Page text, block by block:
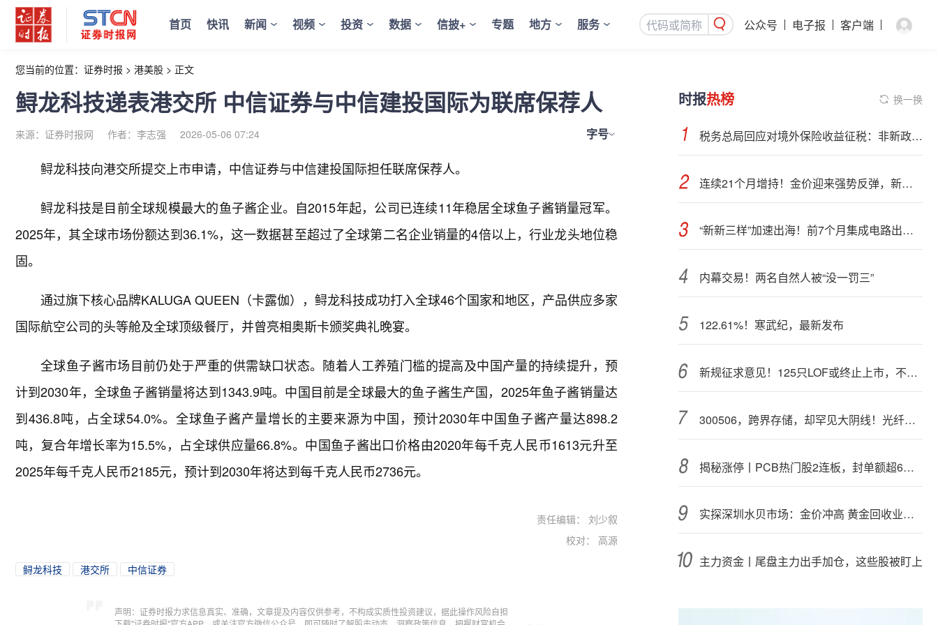
首页 快讯 新闻 视频 投资 数据 信披+ 专题 地方 服务 公众号 电子报 客户端
您当前的位置： 证券时报 > 港美股 > 正文
鲟龙科技递表港交所 中信证券与中信建投国际为联席保荐人
来源：证券时报网 作者：李志强 2026-05-06 07:24 字号
鲟龙科技向港交所提交上市申请，中信证券与中信建投国际担任联席保荐人。
鲟龙科技是目前全球规模最大的鱼子酱企业。自2015年起，公司已连续11年稳居全球鱼子酱销量冠军。
2025年，其全球市场份额达到36.1%，这一数据甚至超过了全球第二名企业销量的4倍以上，行业龙头地位稳
固。
通过旗下核心品牌KALUGA QUEEN（卡露伽），鲟龙科技成功打入全球46个国家和地区，产品供应多家
国际航空公司的头等舱及全球顶级餐厅，并曾亮相奥斯卡颁奖典礼晚宴。
全球鱼子酱市场目前仍处于严重的供需缺口状态。随着人工养殖门槛的提高及中国产量的持续提升，预
计到2030年，全球鱼子酱销量将达到1343.9吨。中国目前是全球最大的鱼子酱生产国，2025年鱼子酱销量达
到436.8吨，占全球54.0%。全球鱼子酱产量增长的主要来源为中国，预计2030年中国鱼子酱产量达898.2
吨，复合年增长率为15.5%，占全球供应量66.8%。中国鱼子酱出口价格由2020年每千克人民币1613元升至
2025年每千克人民币2185元，预计到2030年将达到每千克人民币2736元。
责任编辑： 刘少叙
校对： 高源
鲟龙科技 港交所 中信证券
声明：证券时报力求信息真实、准确，文章提及内容仅供参考，不构成实质性投资建议，据此操作风险自担
时报热榜 换一换
税务总局回应对境外保险收益征税：非新政策，无需过度解读
连续21个月增持！金价迎来强势反弹，新一轮上行窗口开启？
“新新三样”加速出海！前7个月集成电路出口额接近翻倍
内幕交易！两名自然人被“没一罚三”
122.61%！寒武纪，最新发布
新规征求意见！125只LOF或终止上市，不影响基金正常投资运作
300506，跨界存储，却罕见大阴线！光纤需求激增，稀土细分原料，火了
揭秘涨停丨PCB热门股2连板，封单额超6亿元
实探深圳水贝市场：金价冲高 黄金回收业务率先回暖
主力资金丨尾盘主力出手加仓，这些股被盯上